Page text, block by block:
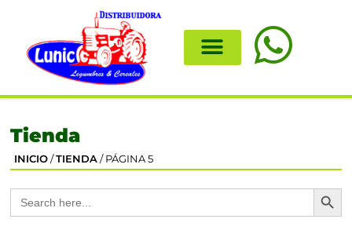
Tienda
INICIO /TIENDA / PÁGINA 5
Search
for: